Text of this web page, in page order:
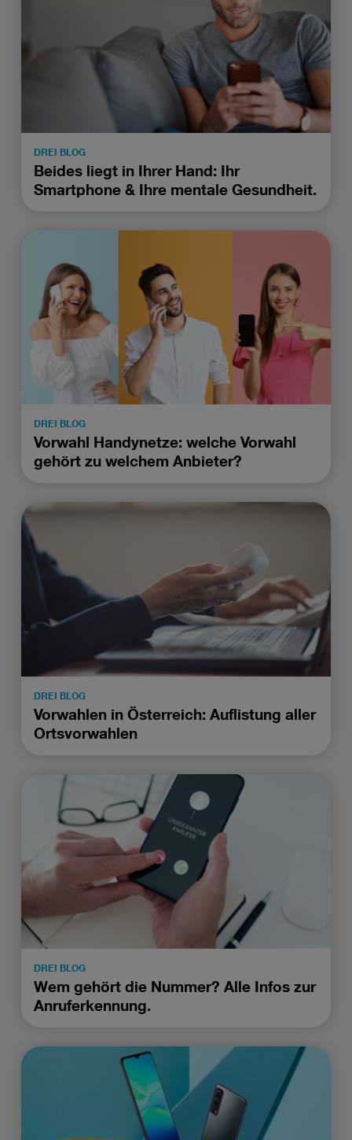
DREI BLOG
Beides liegt in Ihrer Hand: Ihr
Smartphone & Ihre mentale Gesundheit.
DREI BLOG
Vorwahl Handynetze: welche Vorwahl
gehört zu welchem Anbieter?
DREI BLOG
Vorwahlen in Österreich: Auflistung aller
Ortsvorwahlen
DREI BLOG
Wem gehört die Nummer? Alle Infos zur
Anruferkennung.